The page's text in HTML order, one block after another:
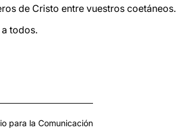
de Cristo entre vuestros coetáneos.
todos.
para la Comunicación